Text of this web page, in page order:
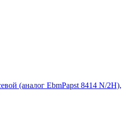
(аналог EbmPapst 8414 N/2H),